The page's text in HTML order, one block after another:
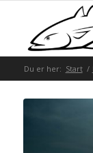
Du er her: Start /